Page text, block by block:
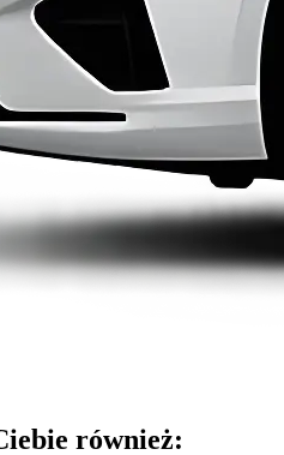
również: